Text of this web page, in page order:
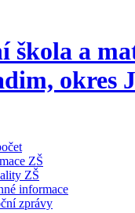
škola a
okres
ZŠ
ZŠ
informace
zprávy